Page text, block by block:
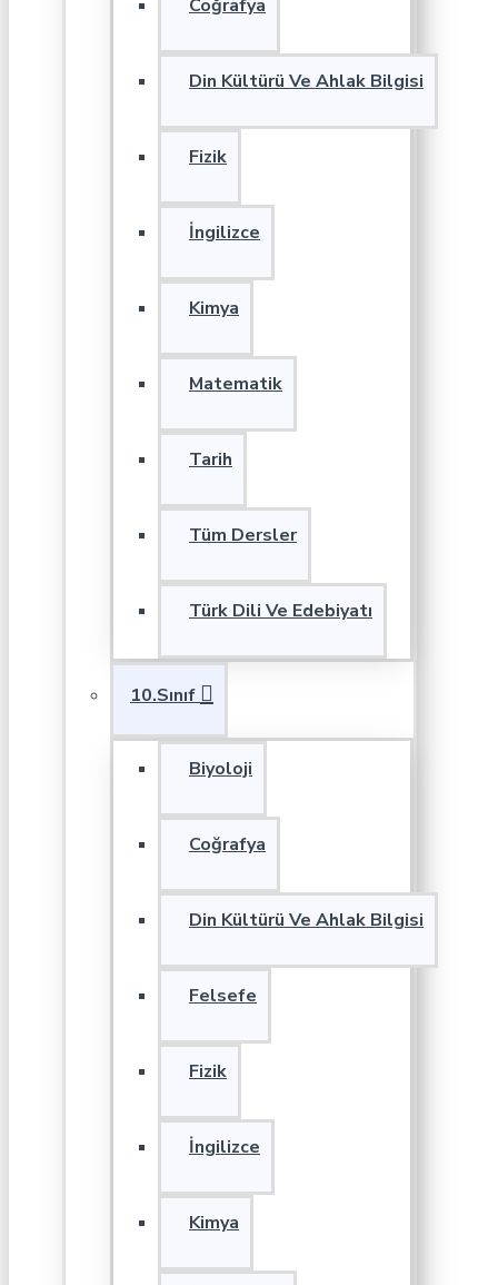
Coğrafya
Din Kültürü Ve Ahlak Bilgisi
Fizik
İngilizce
Kimya
Matematik
Tarih
Tüm Dersler
Türk Dili Ve Edebiyatı
10.Sınıf
Biyoloji
Coğrafya
Din Kültürü Ve Ahlak Bilgisi
Felsefe
Fizik
İngilizce
Kimya